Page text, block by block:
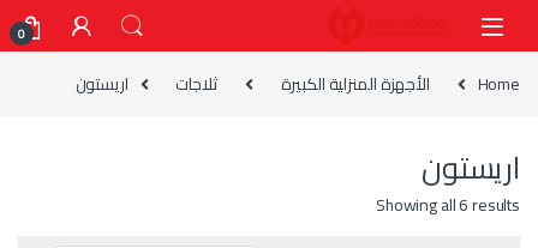
Skip to navigation
Skip to content
0
Home الأجهزة المنزلية الكبيرة ثلاجات اريستون
اريستون
Showing all 6 results